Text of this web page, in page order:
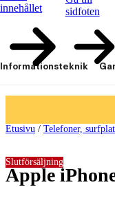
innehållet
sidfoten
Informationsteknik
Etusivu / Telefoner,
Apple
Slutförsäljning